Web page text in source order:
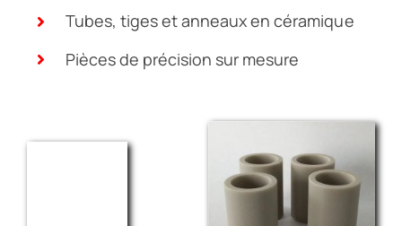
Substrats pour l'emballage électronique
Dissipateurs et diffuseurs thermiques
Isolants et supports
Composants de gestion thermique